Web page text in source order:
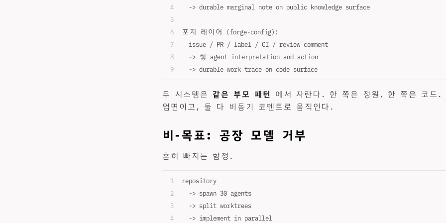
  -> durable marginal note on public knowledge surface
포지 레이어 (forge-config):
  issue / PR / label / CI / review comment
  -> 힣 agent interpretation and action
  -> durable work trace on code surface
두 시스템은 같은 부모 패턴
에서 자란다. 한 쪽은 정원, 한 쪽은 코드.
업면이고, 둘 다 비동기 코멘트로 움직인다.
비-목표: 공장 모델 거부
흔히 빠지는 함정.
repository
  -> spawn 30 agents
  -> split worktrees
  -> implement in parallel